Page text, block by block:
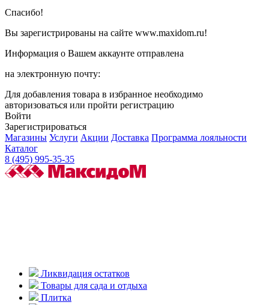
Спасибо!
Вы зарегистрированы на сайте www.maxidom.ru!
Информация о Вашем аккаунте отправлена
на электронную почту:
Для добавления товара в избранное необходимо
авторизоваться или пройти регистрацию
Войти
Зарегистрироваться
Магазины Услуги Акции Доставка Программа лояльности
Каталог
8 (495) 995-35-35
Ликвидация остатков
Товары для сада и отдыха
Плитка